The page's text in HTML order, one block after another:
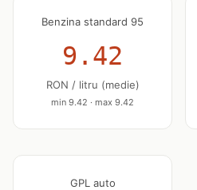
Benzina standard 95
9.42
RON / litru (medie)
min 9.42 · max 9.42
GPL auto